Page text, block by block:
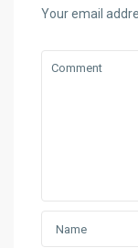
Your email